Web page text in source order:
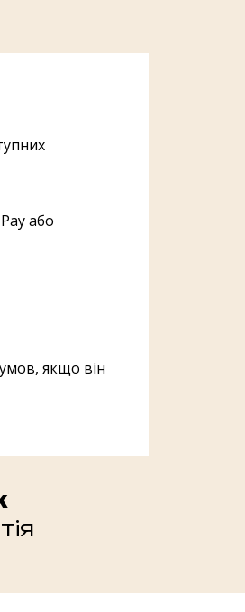
або
якщо він